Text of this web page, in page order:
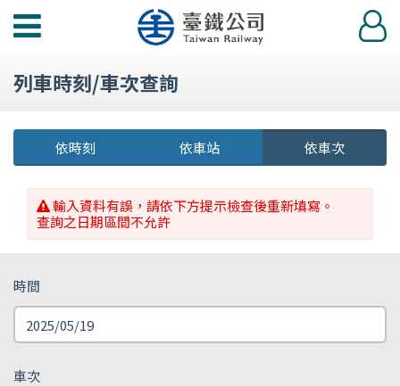
功
選
登
入
列車時刻/車次查詢
依時刻 依車站 依車次
輸入資料有誤，請依下方提示檢查後重新填寫。
查詢之日期區間不允許
時間
車次